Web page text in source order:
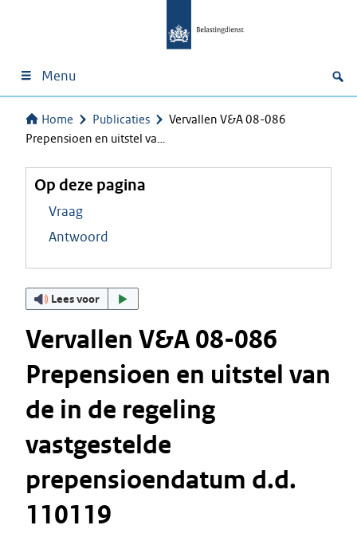
Menu
Home Publicaties
Vervallen V&A 08-086
Prepensioen en uitstel va…
Op deze pagina
Vraag
Antwoord
Lees voor
Vervallen V&A 08-086
Prepensioen en uitstel van
de in de regeling
vastgestelde
prepensioendatum d.d.
110119